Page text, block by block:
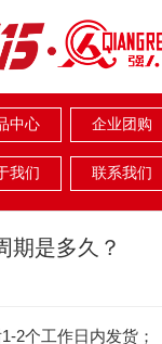
中心 企业团购
我们 联系我们
期是多久？
1-2个工作日内发货；